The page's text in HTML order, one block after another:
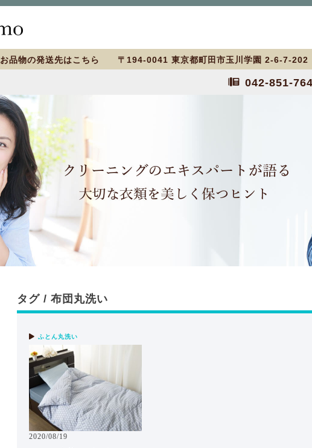
お品物の発送先はこちら 〒194-0041 東京都町田市玉川学園 2-6-7-
042-851-
タグ / 布団丸洗い
ふとん丸洗い
2020/08/19